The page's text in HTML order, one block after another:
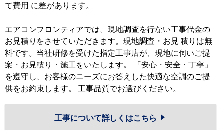
て費用 に差があります。
エアコンフロンティアでは、現地調査を行ない工事代金の
お見積りをさせていただきます。現地調査・お見 積りは無
料です。当社研修を受けた指定工事店が、現地に伺いご提
案・お見積り・施工をいたします。 「安心・安全・丁寧」
を遵守し、お客様のニーズにお答えした快適な空調のご提
供をお約束します。 工事品質でお選びください。
工事について詳しくはこちら